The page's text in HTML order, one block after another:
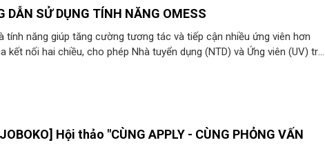
DẪN SỬ DỤNG TÍNH NĂNG OMESS
tính năng giúp tăng cường tương tác và tiếp cận nhiều ứng viên hơn
kết nối hai chiều, cho phép Nhà tuyển dụng (NTD) và Ứng viên (UV) trò
Hội thảo "CÙNG APPLY - CÙNG PHỎNG VẤN